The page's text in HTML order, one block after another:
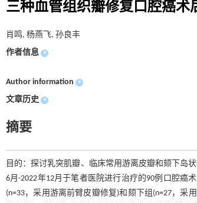
三种血管组织瓣修复口腔癌术
肖鸣, 杨燕飞, 孙良丰
作者信息 +
Author information +
文章历史 +
摘要
目的：探讨乳突肌瓣、临床常用游离皮瓣和颏下岛
6月-2022年12月于笔者医院进行治疗的90例口腔癌
(n=33，采用游离前臂皮瓣修复)和颏下组(n=27，